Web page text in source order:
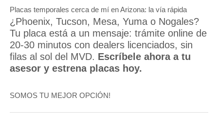
Placas temporales cerca de mí en Arizona: la vía rápida
¿Phoenix, Tucson, Mesa, Yuma o Nogales?
Tu placa está a un mensaje: trámite online de
20-30 minutos con dealers licenciados, sin
filas al sol del MVD. Escríbele ahora a tu
asesor y estrena placas hoy.
SOMOS TU MEJOR OPCIÓN!